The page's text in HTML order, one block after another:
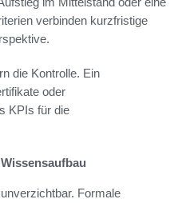
verbinden kurzfristige
die Kontrolle. Ein
oder
KPIs für die
Formale